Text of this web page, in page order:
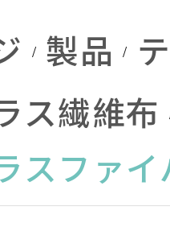
連認定
LT-
温排
ダクト
（
(-
℃)
LT-
伸縮
製品
ス繊維布
スファ